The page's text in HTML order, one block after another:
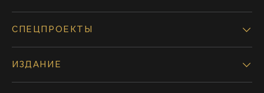
СПЕЦПРОЕКТЫ
ИЗДАНИЕ